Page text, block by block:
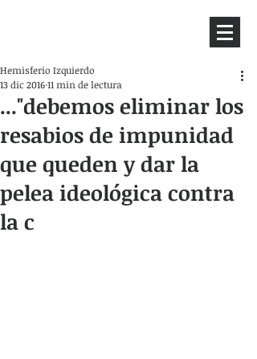
..."debemos eliminar los
resabios de impunidad
que queden y dar la
pelea ideológica contra
la c
Hemisferio Izquierdo
13 dic 201611 min de lectura